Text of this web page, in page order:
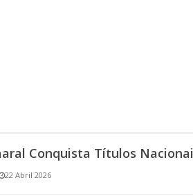
Conquista Títulos
22 Abril 2026